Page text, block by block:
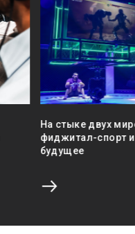
На стыке двух
фиджитал-спорт
будущее